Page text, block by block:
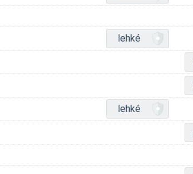
lehké
lehké